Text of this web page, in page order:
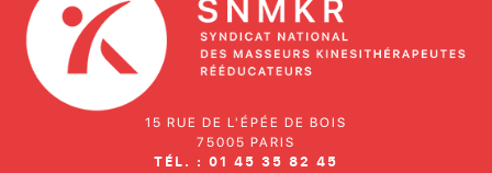
15 RUE DE L'ÉPÉE DE BOIS
75005 PARIS
TÉL. : 01 45 35 82 45